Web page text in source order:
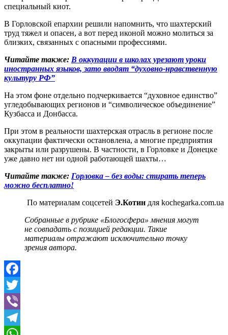
специальный киот.
В Горловской епархии решили напомнить, что шахтерский
труд тяжел и опасен, а вот перед иконой можно молиться за
близких, связанных с опасными профессиями.
Читайте также: В оккупации в школах урезают уроки
иностранных языков, зато вводят “духовно-нравственную
культуру РФ”
На этом фоне отдельно подчеркивается “духовное единство”
угледобывающих регионов и “символическое объединение”
Кузбасса и Донбасса.
При этом в реальности шахтерская отрасль в регионе после
оккупации фактически остановлена, а многие предприятия
закрыты или разрушены. В частности, в Горловке и Донецке
уже давно нет ни одной работающей шахты…
Читайте также: Горловка – без воды: стирать теперь
можно бесплатно!
По материалам соцсетей Э.Котин для kochegarka.com.ua
Собранные в рубрике «Блогосфера» мнения могут
не совпадать с позицией редакции. Такие
материалы отражают исключительно точку
зрения автора.
Facebook
Twitter
Viber